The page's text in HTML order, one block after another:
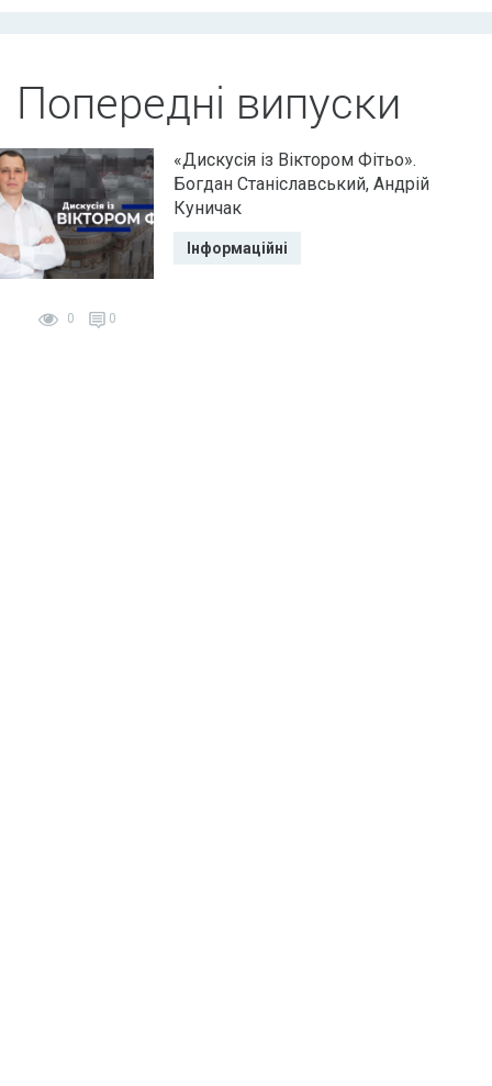
Попередні випуски
0 0
«Дискусія із Віктором Фітьо».
Богдан Станіславський, Андрій
Куничак
Інформаційні